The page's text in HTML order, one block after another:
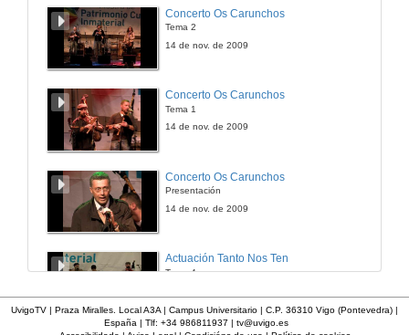
Concerto Os Carunchos
Tema 2
14 de nov. de 2009
Concerto Os Carunchos
Tema 1
14 de nov. de 2009
Concerto Os Carunchos
Presentación
14 de nov. de 2009
Actuación Tanto Nos Ten
Tema 4
UvigoTV | Praza Miralles. Local A3A | Campus Universitario | C.P. 36310 Vigo (Pontevedra) |
España | Tlf: +34 986811937 | tv@uvigo.es